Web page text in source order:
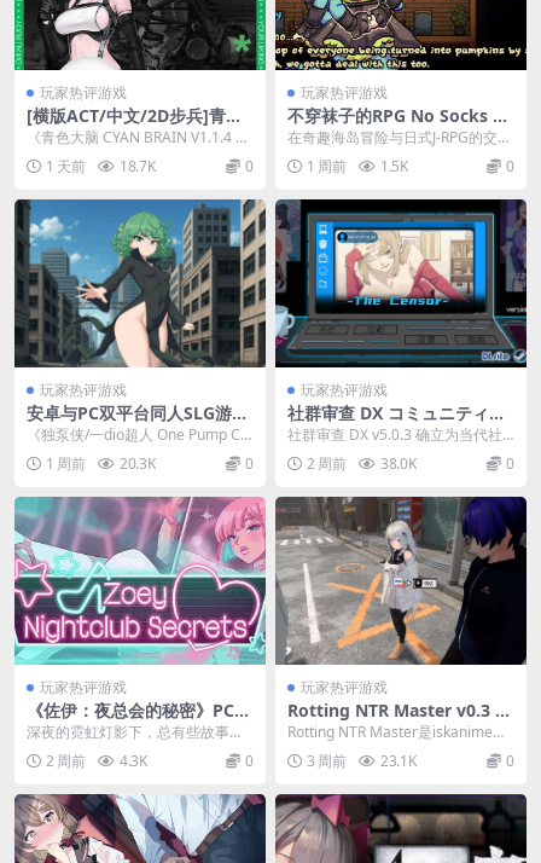
玩家热评游戏
[横版ACT/中文/2D步兵]青色
大脑 CYAN BRAIN V1.1.4 St
eam官中步兵版+全CG存档
[1.6G/更新/全CV]
《青色大脑 CYAN BRAIN V1.1.4 》
是2025年7月17日发布的A...
1 天前 18.7K 0
玩家热评游戏
不穿袜子的RPG No Socks RP
G PC汉化版 奇趣海岛J-RPG 6
00M轻量整合版
在奇趣海岛冒险与日式J-RPG的交汇
版图之中，《不穿袜子的RPG No S
ock...1 周前 1.5K 0
玩家热评游戏
安卓与PC双平台同人SLG游戏
《独泵侠/一dio超人 One Pu
mp Chump》V0.30官方中文
版（汉化/同人/步兵/450M）
《独泵侠/一dio超人 One Pump Ch
ump》V0.30官方中文版是一款...
1 周前 20.3K 0
玩家热评游戏
社群审查 DX コミュニティ・
チェッカー DX PC版 社会模
拟策略 完整特典版 v5.0.3
社群审查 DX v5.0.3 确立为当代社
会议题模拟游戏的巅峰之作。本作
将舆论博...
2 周前 38.0K 0
玩家热评游戏
《佐伊：夜总会的秘密》PC/S
team SLG官方中文版：版本
深夜的霓虹灯影下，总有些故事值
得被倾听。如果你正在寻找一款能
同时满足策略博弈欲望...
2 周前 4.3K 0
玩家热评游戏
Rotting NTR Master v0.3 P
C版 3D剧情互动冒险 官方中
文体验版
Rotting NTR Master是iskanime工
作室倾力打造的3D剧情互...
3 周前 23.1K 0